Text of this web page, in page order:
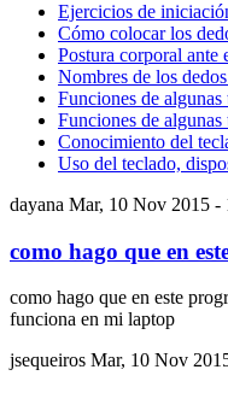
Ejercicios de
Cómo colocar los
Postura corporal ante
Nombres de los
Funciones de algunas
Funciones de algunas
Conocimiento del
Uso del teclado,
dayana Mar, 10 Nov 2015 -
como hago que en
como hago que en este
funciona en mi laptop
jsequeiros Mar, 10 Nov